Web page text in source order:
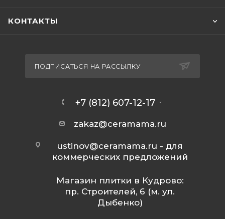
КОНТАКТЫ
ПОДПИСАТЬСЯ НА РАССЫЛКУ
+7 (812) 607-12-17
zakaz@ceramama.ru
ustinov@ceramama.ru - для
коммерческих предложений
Магазин плитки в Кудрово:
пр. Строителей, 6 (м. ул.
Дыбенко)